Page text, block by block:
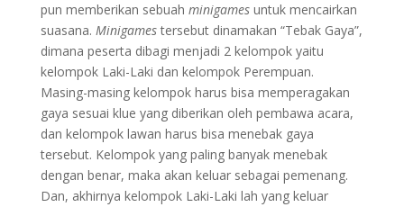
pun memberikan sebuah minigamesuntuk mencairkan
suasana. Minigamestersebut dinamakan “Tebak Gaya”,
dimana peserta dibagi menjadi 2 kelompok yaitu
kelompok Laki-Laki dan kelompok Perempuan.
Masing-masing kelompok harus bisa memperagakan
gaya sesuai klue yang diberikan oleh pembawa acara,
dan kelompok lawan harus bisa menebak gaya
tersebut. Kelompok yang paling banyak menebak
dengan benar, maka akan keluar sebagai pemenang.
Dan, akhirnya kelompok Laki-Laki lah yang keluar